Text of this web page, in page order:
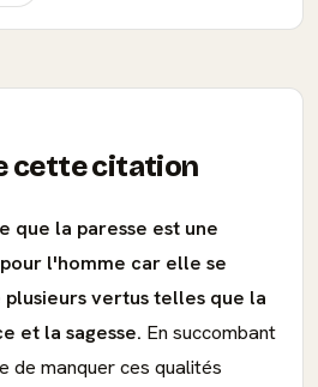
cette citation
que la paresse est une
l'homme car elle se
vertus telles que la
et la sagesse. En succombant
de manquer ces qualités